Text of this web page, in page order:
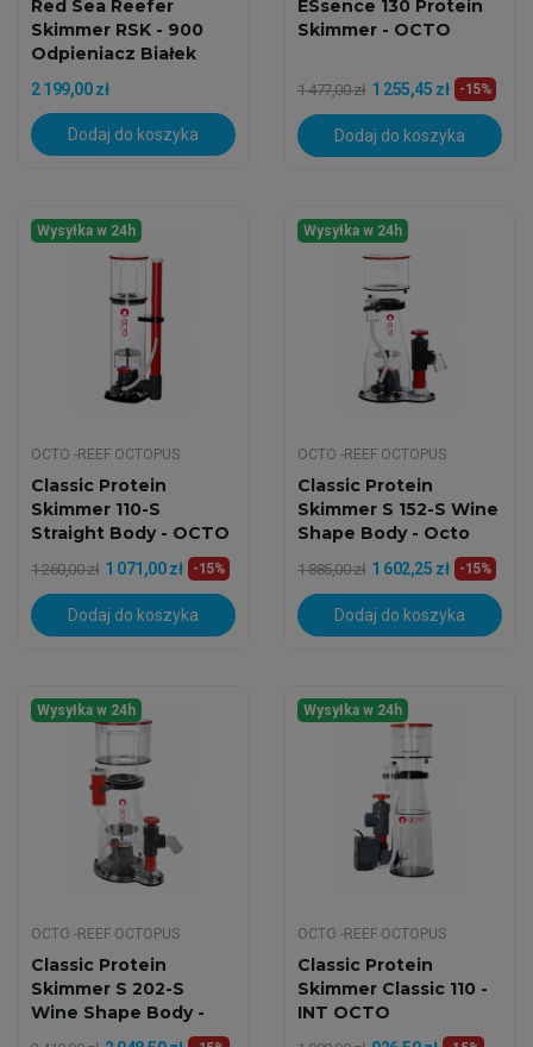
Red Sea Reefer
Skimmer RSK - 900
Odpieniacz Białek
2 199,00 zł
Dodaj do koszyka
ESsence 130 Protein
Skimmer - OCTO
1 477,00 zł 1 255,45 zł -15%
Dodaj do koszyka
Wysyłka w 24h
OCTO -REEF OCTOPUS
Classic Protein
Skimmer 110-S
Straight Body - OCTO
1 260,00 zł 1 071,00 zł -15%
Dodaj do koszyka
Wysyłka w 24h
OCTO -REEF OCTOPUS
Classic Protein
Skimmer S 152-S Wine
Shape Body - Octo
1 885,00 zł 1 602,25 zł -15%
Dodaj do koszyka
Wysyłka w 24h
OCTO -REEF OCTOPUS
Classic Protein
Skimmer S 202-S
Wine Shape Body -
Wysyłka w 24h
OCTO -REEF OCTOPUS
Classic Protein
Skimmer Classic 110 -
INT OCTO